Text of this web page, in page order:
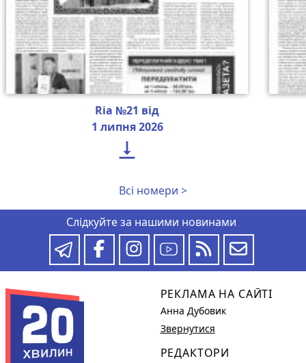
Ria №21 від
1 липня 2026

Всі номери >
Слідкуйте за нашими новинами
РЕКЛАМА НА САЙТІ
Анна Дубовик
Звернутися
РЕДАКТОРИ